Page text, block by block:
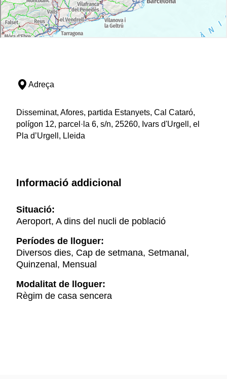
Adreça
Disseminat, Afores, partida Estanyets, Cal Cataró,
polígon 12, parcel·la 6, s/n, 25260, Ivars d'Urgell, el
Pla d’Urgell, Lleida
Informació addicional
Situació:
Aeroport, A dins del nucli de població
Períodes de lloguer:
Diversos dies, Cap de setmana, Setmanal,
Quinzenal, Mensual
Modalitat de lloguer:
Règim de casa sencera